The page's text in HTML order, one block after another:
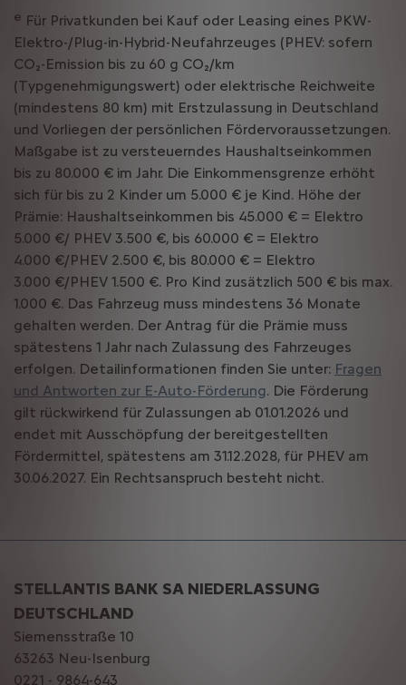
e Für Privatkunden bei Kauf oder Leasing eines PKW-
Elektro-/Plug-in-Hybrid-Neufahrzeuges (PHEV: sofern
CO₂-Emission bis zu 60 g CO₂/km
(Typgenehmigungswert) oder elektrische Reichweite
(mindestens 80 km) mit Erstzulassung in Deutschland
und Vorliegen der persönlichen Fördervoraussetzungen.
Maßgabe ist zu versteuerndes Haushaltseinkommen
bis zu 80.000 € im Jahr. Die Einkommensgrenze erhöht
sich für bis zu 2 Kinder um 5.000 € je Kind. Höhe der
Prämie: Haushaltseinkommen bis 45.000 € = Elektro
5.000 €/ PHEV 3.500 €, bis 60.000 € = Elektro
4.000 €/PHEV 2.500 €, bis 80.000 € = Elektro
3.000 €/PHEV 1.500 €. Pro Kind zusätzlich 500 € bis max.
1.000 €. Das Fahrzeug muss mindestens 36 Monate
gehalten werden. Der Antrag für die Prämie muss
spätestens 1 Jahr nach Zulassung des Fahrzeuges
erfolgen. Detailinformationen finden Sie unter: Fragen
und Antworten zur E-Auto-Förderung. Die Förderung
gilt rückwirkend für Zulassungen ab 01.01.2026 und
endet mit Ausschöpfung der bereitgestellten
Fördermittel, spätestens am 31.12.2028, für PHEV am
30.06.2027. Ein Rechtsanspruch besteht nicht.
STELLANTIS BANK SA NIEDERLASSUNG
DEUTSCHLAND
Siemensstraße 10
63263 Neu-Isenburg
0221 - 9864-643